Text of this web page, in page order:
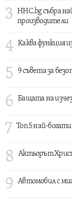
3
HHC.bg събра
производители
4 Каква функция
5 9 съвета за
6 Бащата на
7 Топ 5 най-
8 Актьорът
9 Автомобил с